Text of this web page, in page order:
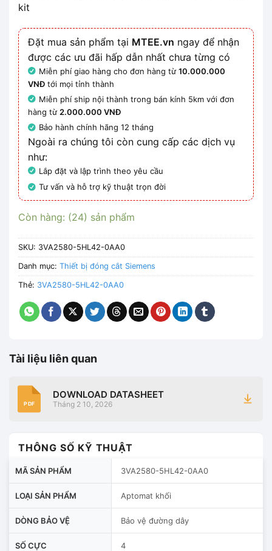
kit
Đặt mua sản phẩm tại MTEE.vn ngay để nhận
được các ưu đãi hấp dẫn nhất chưa từng có
Miễn phí giao hàng cho đơn hàng từ10.000.000
VNĐ tới mọi tỉnh thành
Miễn phí ship nội thành trong bán kính 5km với đơn
hàng từ2.000.000 VNĐ
Bảo hành chính hãng 12 tháng
Ngoài ra chúng tôi còn cung cấp các dịch vụ
như:
Lắp đặt và lập trình theo yêu cầu
Tư vấn và hỗ trợ kỹ thuật trọn đời
Còn hàng: (24) sản phẩm
SKU: 3VA2580-5HL42-0AA0
Danh mục: Thiết bị đóng cắt Siemens
Thẻ: 3VA2580-5HL42-0AA0
Tài liệu liên quan
PDF
DOWNLOAD DATASHEET
Tháng 2 10, 2026
THÔNG SỐ KỸ THUẬT
MÃ SẢN PHẨM 3VA2580-5HL42-0AA0
LOẠI SẢN PHẨM Aptomat khối
DÒNG BẢO VỆ Bảo vệ đường dây
SỐ CỰC 4